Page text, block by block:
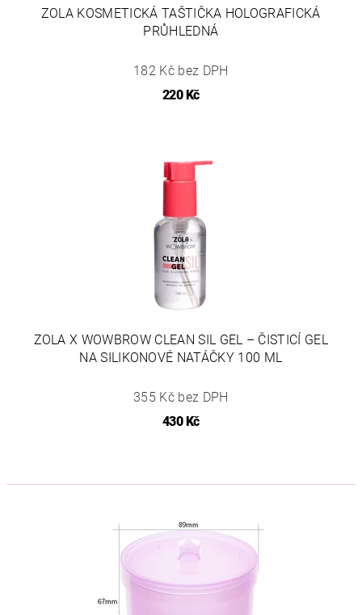
ZOLA KOSMETICKÁ TAŠTIČKA HOLOGRAFICKÁ
PRŮHLEDNÁ
182 Kč bez DPH
220 Kč
ZOLA X WOWBROW CLEAN SIL GEL – ČISTICÍ GEL
NA SILIKONOVÉ NATÁČKY 100 ML
355 Kč bez DPH
430 Kč